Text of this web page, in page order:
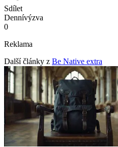
Sdílet
Dennívýzva
0
Reklama
Další články z Be Native extra